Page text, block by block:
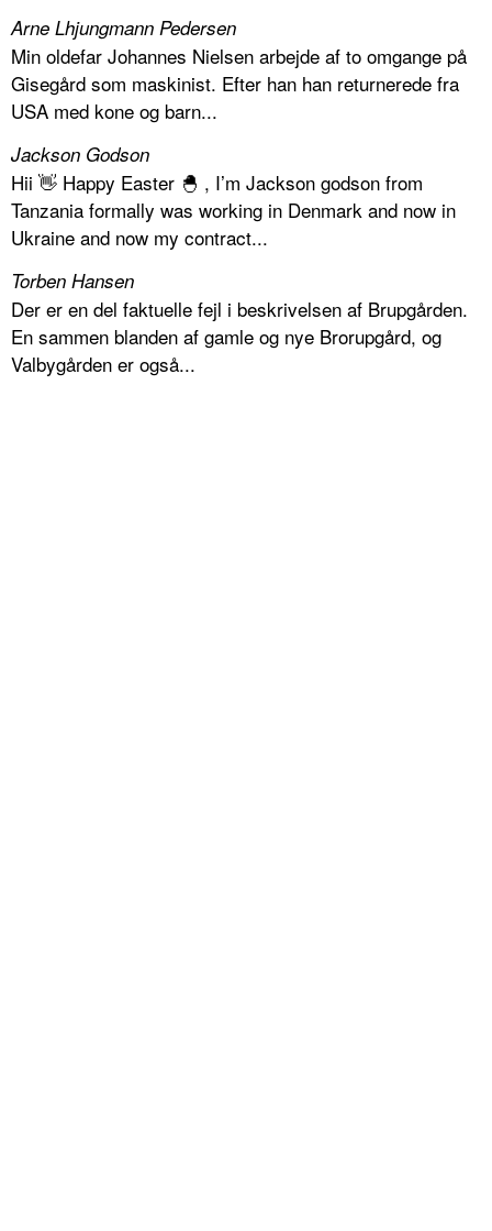
Arne Lhjungmann Pedersen
Min oldefar Johannes Nielsen arbejde af to omgange på
Gisegård som maskinist. Efter han han returnerede fra
USA med kone og barn...
Jackson Godson
Hii 👋 Happy Easter 🐣 , I’m Jackson godson from
Tanzania formally was working in Denmark and now in
Ukraine and now my contract...
Torben Hansen
Der er en del faktuelle fejl i beskrivelsen af Brupgården.
En sammen blanden af gamle og nye Brorupgård, og
Valbygården er også...